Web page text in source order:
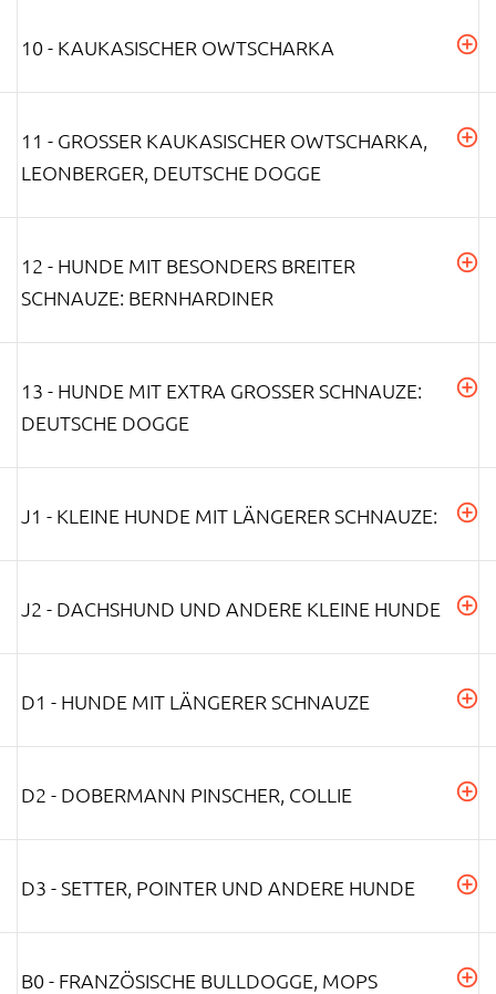
10 - KAUKASISCHER OWTSCHARKA
11 - GROSSER KAUKASISCHER OWTSCHARKA, L
EONBERGER, DEUTSCHE DOGGE
12 - HUNDE MIT BESONDERS BREITER
SCHNAUZE: BERNHARDINER
13 - HUNDE MIT EXTRA GROSSER SCHNAUZE: D
EUTSCHE DOGGE
J1 - KLEINE HUNDE MIT LÄNGERER SCHNAUZE:
J2 - DACHSHUND UND ANDERE KLEINE HUNDE
D1 - HUNDE MIT LÄNGERER SCHNAUZE
D2 - DOBERMANN PINSCHER, COLLIE
D3 - SETTER, POINTER UND ANDERE HUNDE
B0 - FRANZÖSISCHE BULLDOGGE, MOPS